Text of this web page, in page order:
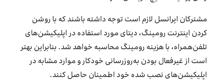
مشترکان ایرانسل لازم است توجه داشته باشند که با روشن
کردن اینترنت رومینگ، دیتای مورد استفاده در اپلیکیشن‌های
تلفن‌همراه، با هزینه رومینگ محاسبه خواهد شد. بنابراین بهتر
است از غیرفعال بودن به‌روزرسانی خودکار و موارد مشابه در
اپلیکیشن‌های نصب شده خود اطمینان حاصل کنند.